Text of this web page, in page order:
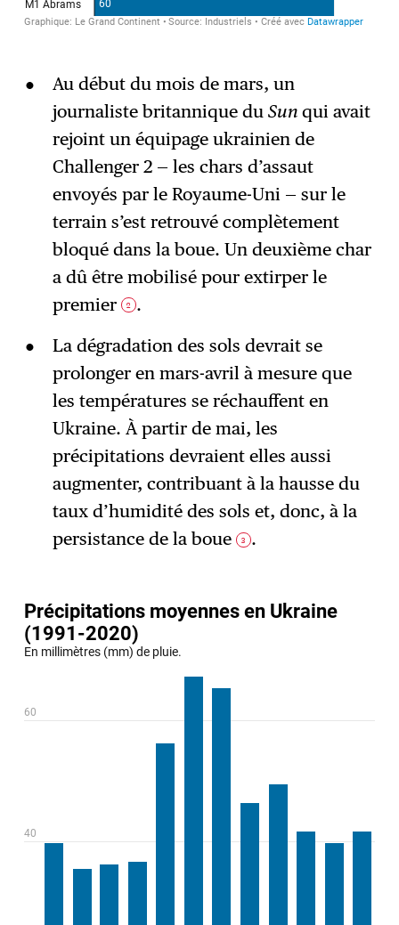
Au début du mois de mars, un
journaliste britannique du Sun qui avait
rejoint un équipage ukrainien de
Challenger 2 — les chars d’assaut
envoyés par le Royaume-Uni — sur le
terrain s’est retrouvé complètement
bloqué dans la boue. Un deuxième char
a dû être mobilisé pour extirper le
premier
2 .
La dégradation des sols devrait se
prolonger en mars-avril à mesure que
les températures se réchauffent en
Ukraine. À partir de mai, les
précipitations devraient elles aussi
augmenter, contribuant à la hausse du
taux d’humidité des sols et, donc, à la
persistance de la boue
3 .